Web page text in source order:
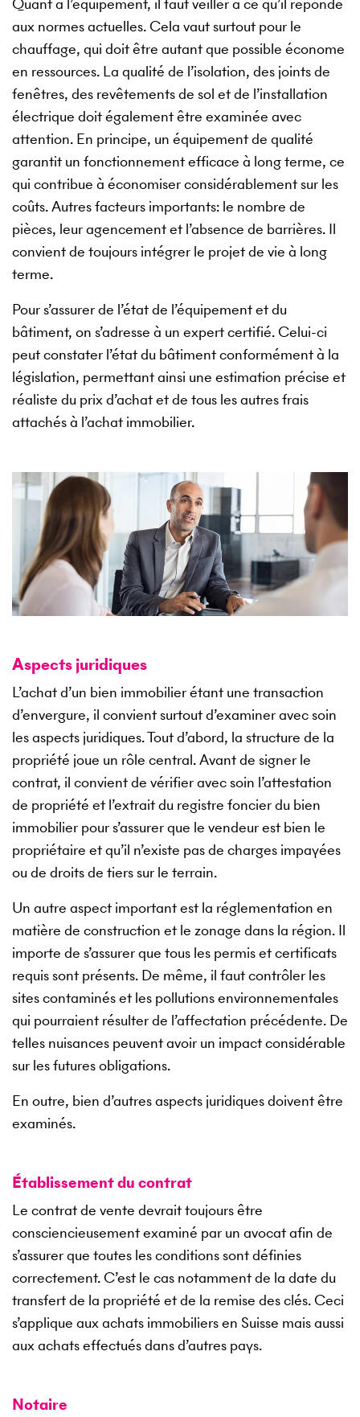
aux normes actuelles. Cela vaut surtout pour le
chauffage, qui doit être autant que possible économe
en ressources. La qualité de l’isolation, des joints de
fenêtres, des revêtements de sol et de l’installation
électrique doit également être examinée avec
attention. En principe, un équipement de qualité
garantit un fonctionnement efficace à long terme, ce
qui contribue à économiser considérablement sur les
coûts. Autres facteurs importants: le nombre de
pièces, leur agencement et l’absence de barrières. Il
convient de toujours intégrer le projet de vie à long
terme.
Pour s’assurer de l’état de l’équipement et du
bâtiment, on s’adresse à un expert certifié. Celui-ci
peut constater l’état du bâtiment conformément à la
législation, permettant ainsi une estimation précise et
réaliste du prix d’achat et de tous les autres frais
attachés à l’achat immobilier.
Aspects juridiques
L’achat d’un bien immobilier étant une transaction
d’envergure, il convient surtout d’examiner avec soin
les aspects juridiques. Tout d’abord, la structure de la
propriété joue un rôle central. Avant de signer le
contrat, il convient de vérifier avec soin l’attestation
de propriété et l’extrait du registre foncier du bien
immobilier pour s’assurer que le vendeur est bien le
propriétaire et qu’il n’existe pas de charges impayées
ou de droits de tiers sur le terrain.
Un autre aspect important est la réglementation en
matière de construction et le zonage dans la région. Il
importe de s’assurer que tous les permis et certificats
requis sont présents. De même, il faut contrôler les
sites contaminés et les pollutions environnementales
qui pourraient résulter de l’affectation précédente. De
telles nuisances peuvent avoir un impact considérable
sur les futures obligations.
En outre, bien d’autres aspects juridiques doivent être
examinés.
Établissement du contrat
Le contrat de vente devrait toujours être
consciencieusement examiné par un avocat afin de
s’assurer que toutes les conditions sont définies
correctement. C’est le cas notamment de la date du
transfert de la propriété et de la remise des clés. Ceci
s’applique aux achats immobiliers en Suisse mais aussi
aux achats effectués dans d’autres pays.
Notaire